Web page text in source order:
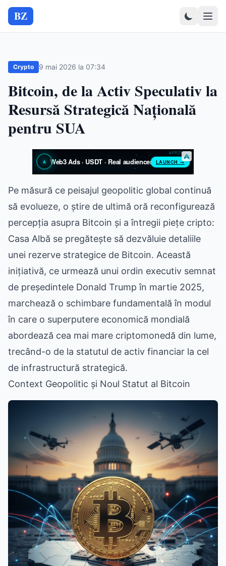
BZ
Crypto 9 mai 2026 la 07:34
Bitcoin, de la Activ Speculativ la
Resursă Strategică Națională
pentru SUA
Pe măsură ce peisajul geopolitic global continuă
să evolueze, o știre de ultimă oră reconfigurează
percepția asupra Bitcoin și a întregii piețe cripto:
Casa Albă se pregătește să dezvăluie detaliile
unei rezerve strategice de Bitcoin. Această
inițiativă, ce urmează unui ordin executiv semnat
de președintele Donald Trump în martie 2025,
marchează o schimbare fundamentală în modul
în care o superputere economică mondială
abordează cea mai mare criptomonedă din lume,
trecând-o de la statutul de activ financiar la cel
de infrastructură strategică.
Context Geopolitic și Noul Statut al Bitcoin